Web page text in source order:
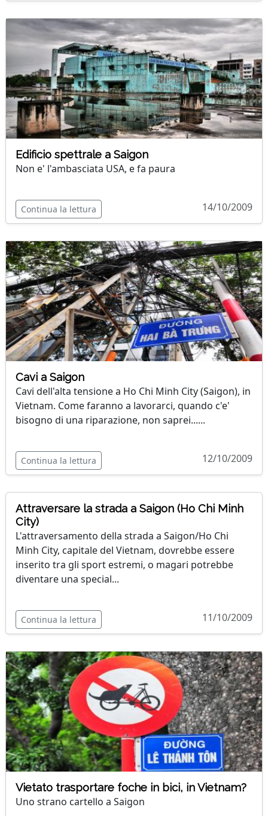
Edificio spettrale a Saigon
Non e' l'ambasciata USA, e fa paura
Continua la lettura 14/10/2009
Cavi a Saigon
Cavi dell'alta tensione a Ho Chi Minh City (Saigon), in
Vietnam. Come faranno a lavorarci, quando c'e'
bisogno di una riparazione, non saprei......
Continua la lettura 12/10/2009
Attraversare la strada a Saigon (Ho Chi Minh
City)
L'attraversamento della strada a Saigon/Ho Chi
Minh City, capitale del Vietnam, dovrebbe essere
inserito tra gli sport estremi, o magari potrebbe
diventare una special...
Continua la lettura 11/10/2009
Vietato trasportare foche in bici, in Vietnam?
Uno strano cartello a Saigon